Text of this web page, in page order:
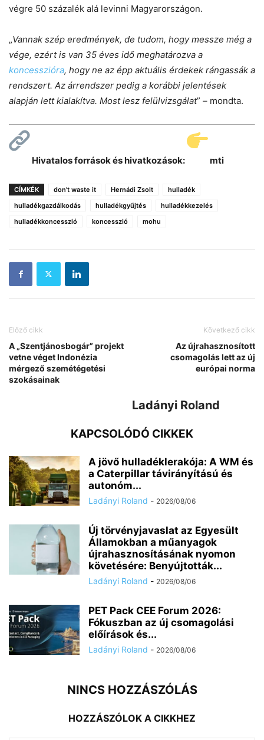
végre 50 százalék alá levinni Magyarországon.
„Vannak szép eredmények, de tudom, hogy messze még a
vége, ezért is van 35 éves idő meghatározva a
koncesszióra, hogy ne az épp aktuális érdekek rángassák a
rendszert. Az árrendszer pedig a korábbi jelentések
alapján lett kialakítva. Most lesz felülvizsgálat” – mondta.
Hivatalos források és hivatkozások: mti
CÍMKÉK don't waste it Hernádi Zsolt
hulladék
hulladékgazdálkodás
hulladékgyűjtés
hulladékkezelés
hulladékkoncesszió
koncesszió mohu
Előző cikk
A „Szentjánosbogár” projekt
vetne véget Indonézia
mérgező szemétégetési
szokásainak
Következő cikk
Az újrahasznosított
csomagolás lett az új
európai norma
Ladányi Roland
KAPCSOLÓDÓ CIKKEK
A jövő hulladéklerakója: A WM és
a Caterpillar távirányítású és
autonóm...
Ladányi Roland - 2026/08/06
Új törvényjavaslat az Egyesült
Államokban a műanyagok
újrahasznosításának nyomon
követésére: Benyújtották...
Ladányi Roland - 2026/08/06
PET Pack CEE Forum 2026:
Fókuszban az új csomagolási
előírások és...
Ladányi Roland - 2026/08/06
NINCS HOZZÁSZÓLÁS
HOZZÁSZÓLOK A CIKKHEZ